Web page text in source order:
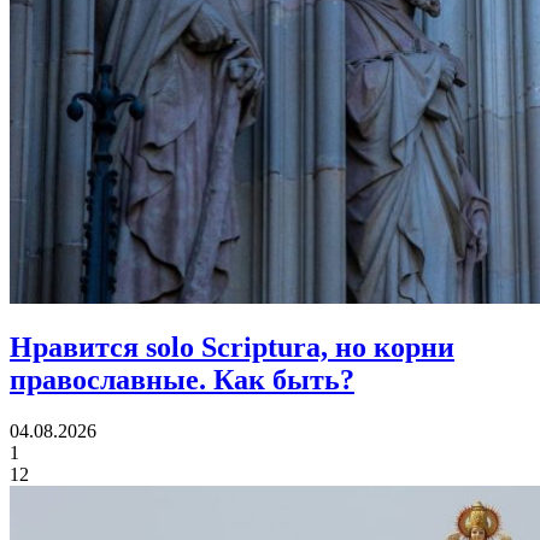
Нравится solo Scriptura, но корни
православные. Как быть?
04.08.2026
1
12